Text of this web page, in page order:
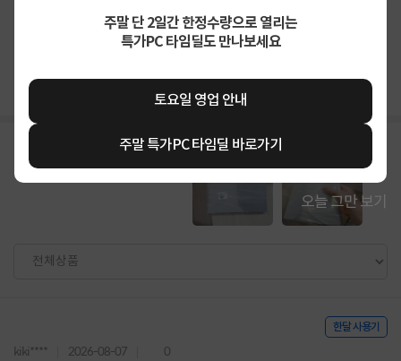
주말 단 2일간 한정수량으로 열리는
특가PC 타임딜도 만나보세요
토요일 영업 안내
주말 특가PC 타임딜 바로가기
오늘 그만 보기
4.9 상품 만족해요
가격
합리적이에요
한달 사용기
kiki**** 2026-08-07 0